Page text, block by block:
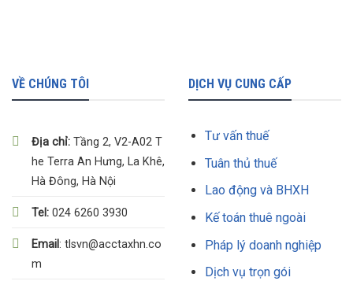
VỀ CHÚNG TÔI
Địa chỉ: Tầng 2, V2-A02 T
he Terra An Hưng, La Khê,
Hà Đông, Hà Nội
Tel: 024 6260 3930
Email: tlsvn@acctaxhn.co
m
DỊCH VỤ CUNG CẤP
Tư vấn thuế
Tuân thủ thuế
Lao động và BHXH
Kế toán thuê ngoài
Pháp lý doanh nghiệp
Dịch vụ trọn gói